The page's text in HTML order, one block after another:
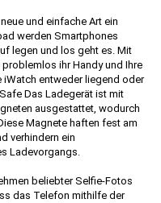
und einfache Art ein
werden Smartphones
legen und los geht es. Mit
ihr Handy und Ihre
entweder liegend oder
Das Ladegerät ist mit
ausgestattet, wodurch
Magnete haften fest am
verhindern ein
Ladevorgangs.
beliebter Selfie-Fotos
das Telefon mithilfe der